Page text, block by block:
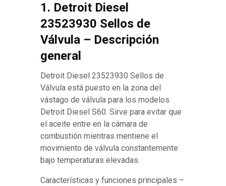
1. Detroit Diesel
23523930 Sellos de
Válvula – Descripción
general
Detroit Diesel 23523930 Sellos de
Válvula está puesto en la zona del
vástago de válvula para los modelos
Detroit Diesel S60. Sirve para evitar que
el aceite entre en la cámara de
combustión mientras mentiene el
movimiento de válvula constantemente
bajo temperaturas elevadas.
Características y funciones principales –